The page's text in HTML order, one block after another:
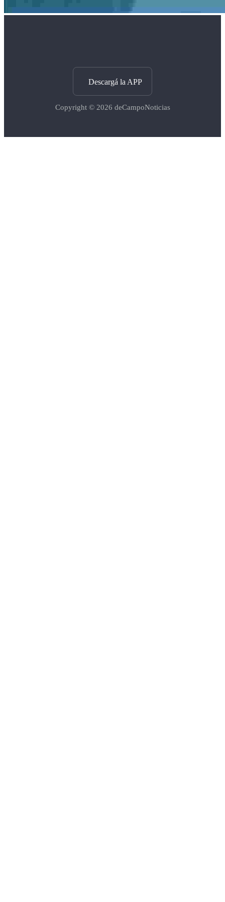
Descargá la APP
Copyright © 2026 deCampoNoticias